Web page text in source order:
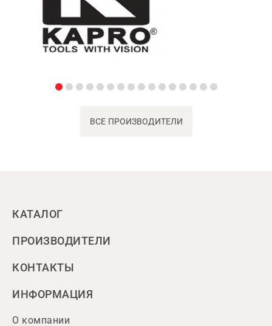
ВСЕ ПРОИЗВОДИТЕЛИ
КАТАЛОГ
ПРОИЗВОДИТЕЛИ
КОНТАКТЫ
ИНФОРМАЦИЯ
О компании